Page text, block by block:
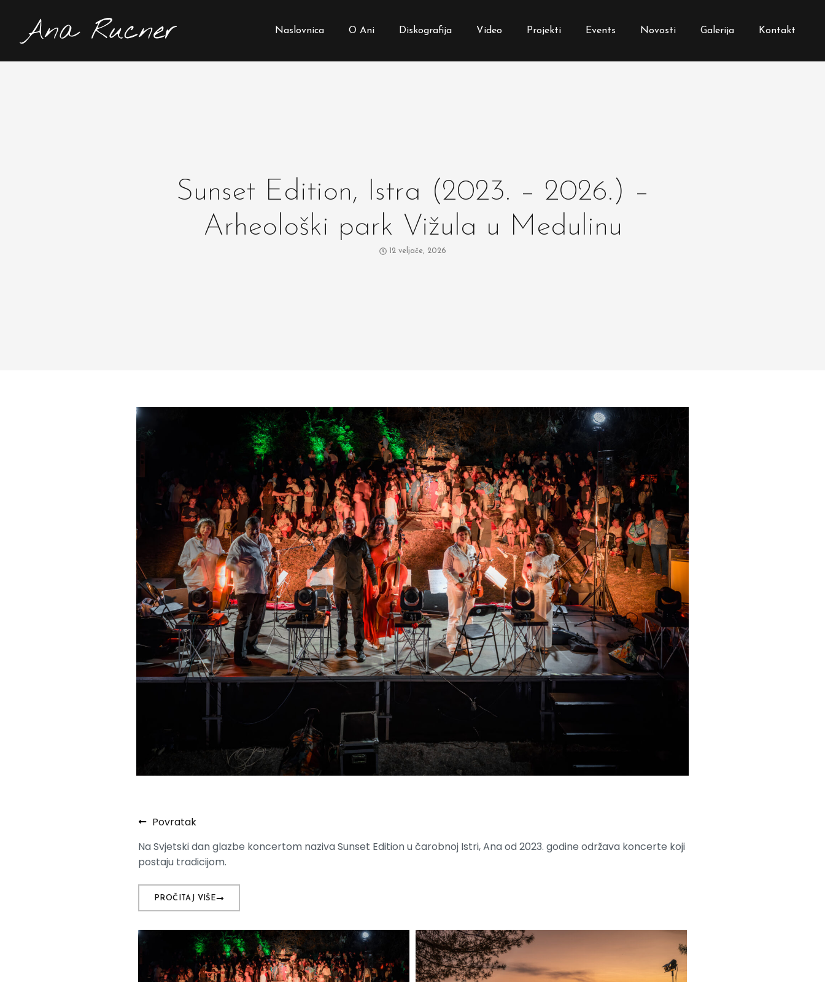
Naslovnica O Ani Diskografija Video Projekti Events Novosti Galerija Kontakt
Sunset Edition, Istra (2023. – 2026.) –
Arheološki park Vižula u Medulinu
12 veljače, 2026
Povratak
Na Svjetski dan glazbe koncertom naziva Sunset Edition u čarobnoj Istri, Ana od 2023. godine održava koncerte koji
postaju tradicijom.
PROČITAJ VIŠE